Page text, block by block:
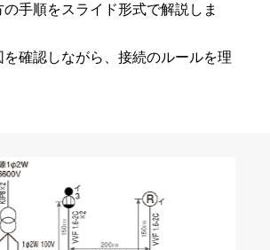
手順をスライド形式で解説しま
確認しながら、接続のルールを理